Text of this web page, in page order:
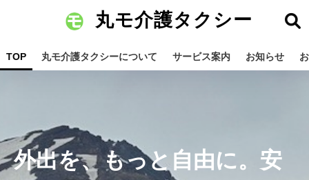
丸モ介護タクシー
TOP 丸モ介護タクシーについて サービス案内 お知らせ
外出を、もっと自由に。安